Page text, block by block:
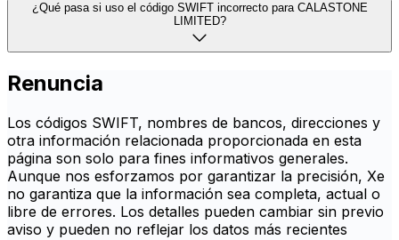
¿Qué pasa si uso el código SWIFT incorrecto para CALASTONE
LIMITED?
Renuncia
Los códigos SWIFT, nombres de bancos, direcciones y
otra información relacionada proporcionada en esta
página son solo para fines informativos generales.
Aunque nos esforzamos por garantizar la precisión, Xe
no garantiza que la información sea completa, actual o
libre de errores. Los detalles pueden cambiar sin previo
aviso y pueden no reflejar los datos más recientes